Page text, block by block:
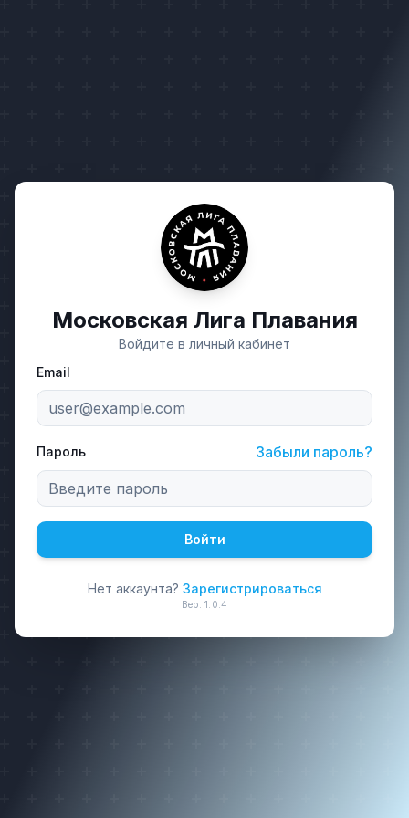
Московская Лига Плавания
Войдите в личный кабинет
Email
Пароль Забыли пароль?
Войти
Нет аккаунта? Зарегистрироваться
Вер. 1.0.4